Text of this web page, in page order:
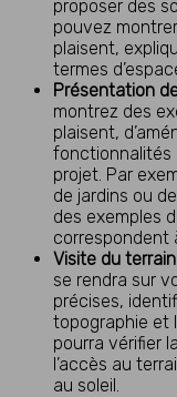
proposer des
pouvez
plaisent,
termes
Présentation
montrez des
plaisent,
fonctionnalités
projet. Par
de jardins ou
des exemples
correspondent
Visite du
se rendra sur
précises,
topographie et
pourra vérifier
l’accès au
au soleil.